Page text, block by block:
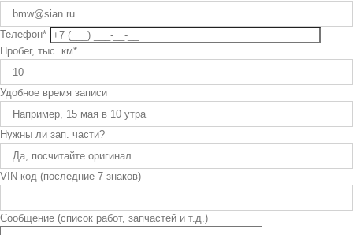
Телефон*
Пробег, тыс. км*
Удобное время записи
Нужны ли зап. части?
VIN-код (последние 7 знаков)
Сообщение (список работ, запчастей и т.д.)